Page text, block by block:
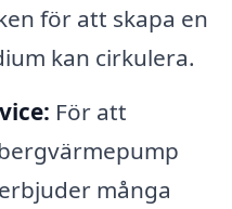
för att skapa en
kan cirkulera.
För att
många